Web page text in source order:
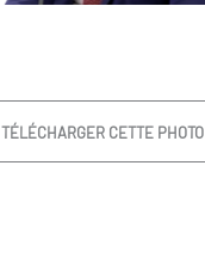
TÉLÉCHARGER CETTE PHOTO